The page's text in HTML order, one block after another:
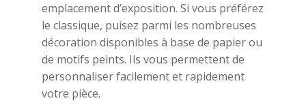
emplacement d’exposition. Si vous préférez
le classique, puisez parmi les nombreuses
décoration disponibles à base de papier ou
de motifs peints. Ils vous permettent de
personnaliser facilement et rapidement
votre pièce.